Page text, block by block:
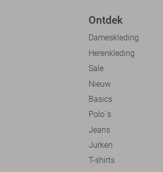
Ontdek
Dameskleding
Herenkleding
Sale
Nieuw
Basics
Polo`s
Jeans
Jurken
T-shirts